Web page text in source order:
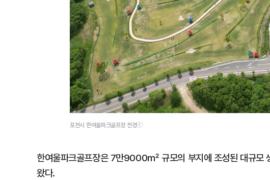
포천시 한여울파크골프장 전경ⓒ
한여울파크골프장은 7만9000㎡ 규모의 부지에 조성된 대규모
왔다.